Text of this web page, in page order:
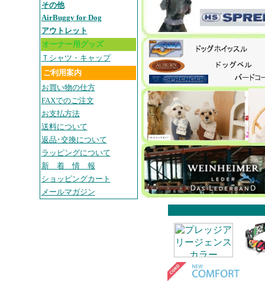
その他
AirBuggy for Dog
アウトレット
オーナー用グッズ
Ｔシャツ・キャップ
ご利用案内
お買い物の仕方
FAXでのご注文
お支払方法
送料について
返品･交換について
ラッピングについて
新 着 情 報
ショッピングカート
メールマガジン